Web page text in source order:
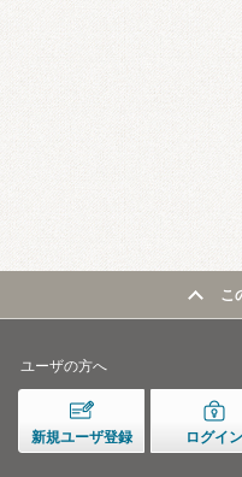
こ
ユーザの方へ
新規ユーザ登録 ログイン